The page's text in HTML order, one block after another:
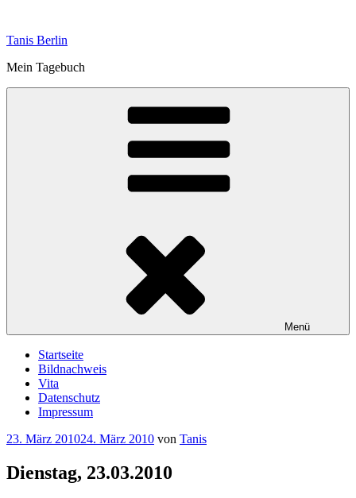
springen
Tanis Berlin
Mein Tagebuch
Menü
Startseite
Bildnachweis
Vita
Datenschutz
Impressum
Veröffentlicht
23. März 201024. März 2010 von Tanis
Dienstag, 23.03.2010